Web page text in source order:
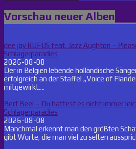
Vorschau neuer Alben
dee jay RUFUS feat. Jazz Aughton –
Schlagerparadies
2026-08-08
Der in Belgien lebende holländische
erfolgreich an der Staffel „Voice of
mitgewirkt....
Bert Beel – Du hattest es nicht immer
Schlagerparadies
2026-08-08
Manchmal erkennt man den größten
gibt Worte, die man viel zu selten